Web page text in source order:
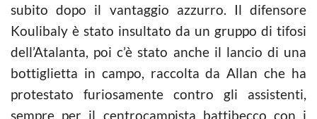
subito dopo il vantaggio azzurro. Il difensore
Koulibaly è stato insultato da un gruppo di tifosi
dell’Atalanta, poi c’è stato anche il lancio di una
bottiglietta in campo, raccolta da Allan che ha
protestato furiosamente contro gli assistenti,
sempre per il centrocampista battibecco con i